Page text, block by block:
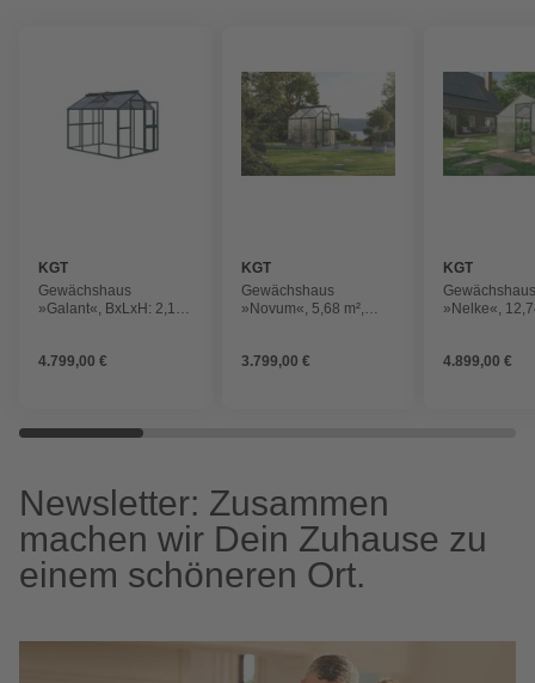
KGT
Gewächshaus
»Galant«, BxLxH: 2,16
4.799,00 €
KGT
Gewächshaus
»Novum«, 5,68 m²,
3.799,00 €
KGT
»Nelke«,
4.899,00 €
Newsletter: Zusammen
machen wir Dein Zuhause zu
einem schöneren Ort.